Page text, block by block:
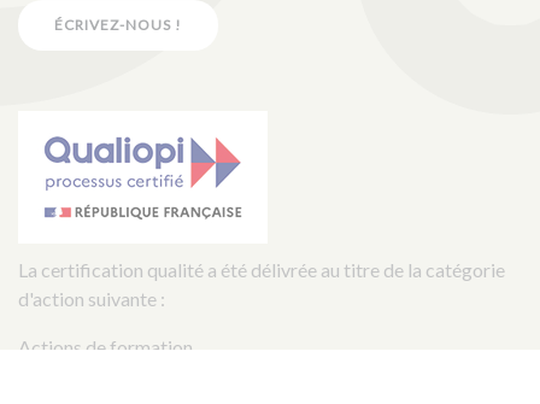
ÉCRIVEZ-NOUS !
La certification qualité a été délivrée au titre de la catégorie
d'action suivante :
Actions de formation